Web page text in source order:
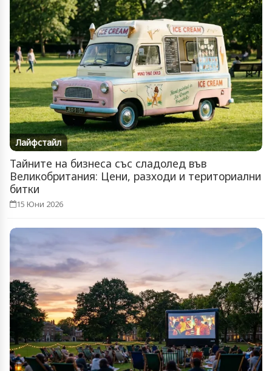
Лайфстайл
Тайните на бизнеса със сладолед във
Великобритания: Цени, разходи и териториални
битки
15 Юни 2026